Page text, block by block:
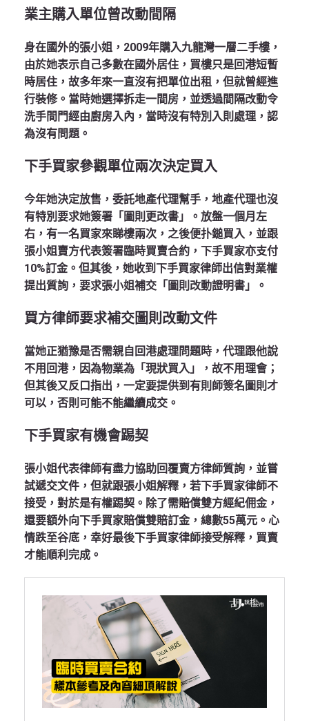
業主購入單位曾改動間隔
身在國外的張小姐，2009年購入九龍灣一層二手樓，
由於她表示自己多數在國外居住，買樓只是回港短暫
時居住，故多年來一直沒有把單位出租，但就曾經進
行裝修。當時她選擇拆走一間房，並透過間隔改動令
洗手間門經由廚房入內，當時沒有特別入則處理，認
為沒有問題。
下手買家參觀單位兩次決定買入
今年她決定放售，委託地產代理幫手，地產代理也沒
有特別要求她簽署「圖則更改書」。放盤一個月左
右，有一名買家來睇樓兩次，之後便扑鎚買入，並跟
張小姐賣方代表簽署臨時買賣合約，下手買家亦支付
10%訂金。但其後，她收到下手買家律師出信對業權
提出質詢，要求張小姐補交「圖則改動證明書」。
買方律師要求補交圖則改動文件
當她正猶豫是否需親自回港處理問題時，代理跟他說
不用回港，因為物業為「現狀買入」，故不用理會；
但其後又反口指出，一定要提供到有則師簽名圖則才
可以，否則可能不能繼續成交。
下手買家有機會踢契
張小姐代表律師有盡力協助回覆賣方律師質詢，並嘗
試遞交文件，但就跟張小姐解釋，若下手買家律師不
接受，對於是有權踢契。除了需賠償雙方經紀佣金，
還要額外向下手買家賠償雙賠訂金，總數55萬元。心
情跌至谷底，幸好最後下手買家律師接受解釋，買賣
才能順利完成。